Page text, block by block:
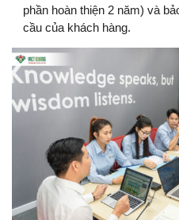
phần hoàn thiện 2 năm) và
cầu của khách hàng.